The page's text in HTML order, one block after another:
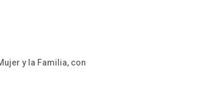
y la Familia, con